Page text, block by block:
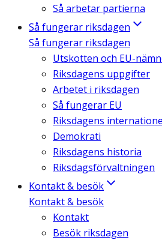
Så arbetar partierna
Så fungerar riksdagen
Så fungerar riksdagen
Utskotten och EU-
Riksdagens uppgifter
Arbetet i riksdagen
Så fungerar EU
Riksdagens
Demokrati
Riksdagens historia
Riksdagsförvaltningen
Kontakt & besök
Kontakt & besök
Kontakt
Besök riksdagen